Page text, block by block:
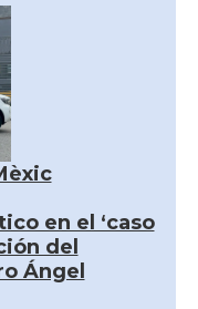
en el ‘caso
del
Ángel